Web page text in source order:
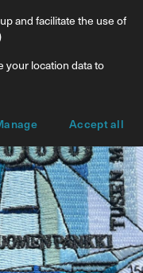
tuotteet
options
and facilitate the use of
your location data to
Accept all